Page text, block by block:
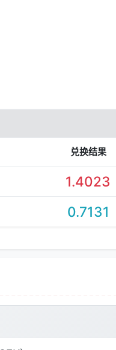
兑换结果
1.4023
0.7131